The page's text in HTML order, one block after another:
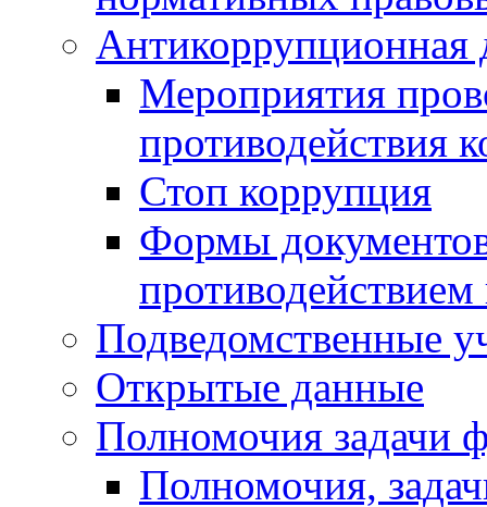
Антикоррупционная
Мероприятия
противодействия
Стоп коррупция
Формы
Подведомственные
Открытые данные
Полномочия задачи
Полномочия,